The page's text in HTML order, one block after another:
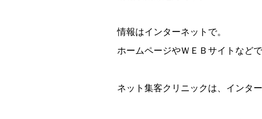
情報はインターネットで。
ホームページやＷＥＢサイトなど
ネット集客クリニックは、インタ